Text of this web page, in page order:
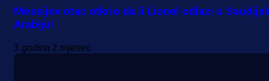
Messijev otac otkrio da li Lionel odlazi u
Arabiju!
3 godina 2 mjesec